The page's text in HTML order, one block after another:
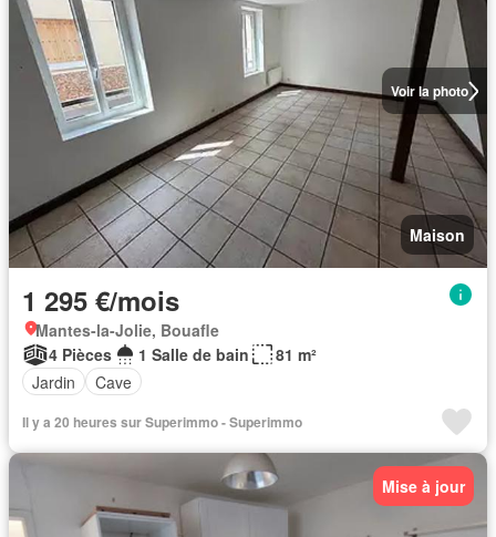
Voir la photo
Maison
1 295 €/mois
Mantes-la-Jolie, Bouafle
4 Pièces
1 Salle de bain
81 m²
Jardin
Cave
Il y a 20 heures sur Superimmo - Superimmo
Mise à jour